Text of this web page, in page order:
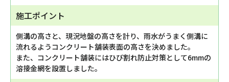
施工ポイント
側溝の高さと、現況地盤の高さを計り、雨水がうまく側溝に
流れるようコンクリート舗装表面の高さを決めました。
また、コンクリート舗装にはひび割れ防止対策として6mmの
溶接金網を設置しました。